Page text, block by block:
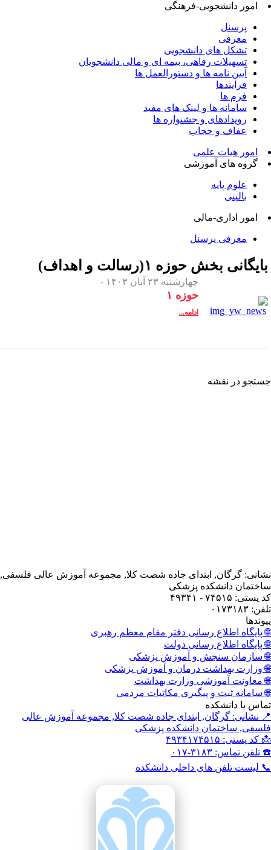
امور دانشجویی-فرهنگی
پرسنل
معرفی
تشکل های دانشجویی
تسهیلات رفاهی، بیمه ای و مالی دانشجویان
آیین نامه ها و دستورالعمل ها
فرایندها
فرم ها
سامانه ها و لینک های مفید
رویدادهای و جشنواره ها
عفاف و حجاب
امور هیات علمی
گروه های آموزشی
علوم پایه
بالینی
امور اداری-مالی
معرفی پرسنل
بخشحوزه ۱(رسالت و اهداف)
چهارشنبه ۲۳ آبان ۱۴۰۳ -
حوزه ۱
ادامه...
در نقشه
گرگان, ابتدای جاده شصت کلا, مجموعه آموزش عالی فلسفی,
دانشکده پزشکی
۷۴۵۱۵ - ۴۹۳۴۱
۰۱۷۳۱۸۳
پایگاه اطلاع رسانی دفتر مقام معظم رهبری
پایگاه اطلاع رسانی دولت
سازمان سنجش و آموزش پزشکی
وزارت بهداشت درمان و آموزش پزشکی
معاونت آموزشی وزارت بهداشت
سامانه ثبت و پیگیری مکاتبات مردمی
با دانشکده
نشانی: گرگان, ابتدای جاده شصت کلا, مجموعه آموزش عالی
ساختمان دانشکده پزشکی
پستی: ۴۹۳۴۱۷۴۵۱۵
تماس: ۳۱۸۳-۰۱۷
لیست تلفن های داخلی دانشکده